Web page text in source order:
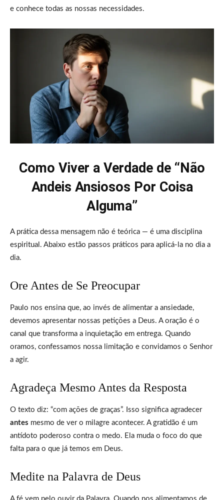
e conhece todas as nossas necessidades.
Como Viver a Verdade de “Não
Andeis Ansiosos Por Coisa
Alguma”
A prática dessa mensagem não é teórica — é uma disciplina
espiritual. Abaixo estão passos práticos para aplicá-la no dia a
dia.
Ore Antes de Se Preocupar
Paulo nos ensina que, ao invés de alimentar a ansiedade,
devemos apresentar nossas petições a Deus. A oração é o
canal que transforma a inquietação em entrega. Quando
oramos, confessamos nossa limitação e convidamos o Senhor
a agir.
Agradeça Mesmo Antes da Resposta
O texto diz: “com ações de graças”. Isso significa agradecer
antes mesmo de ver o milagre acontecer. A gratidão é um
antídoto poderoso contra o medo. Ela muda o foco do que
falta para o que já temos em Deus.
Medite na Palavra de Deus